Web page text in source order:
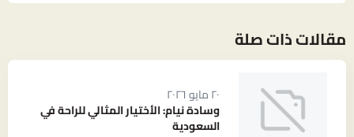
مقالات ذات صلة
٢٠ مايو ٢٠٢٦
وسادة نيام: الأختيار المثالي للراحة في
السعودية